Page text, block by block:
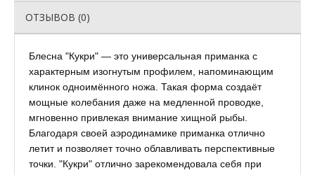
ОТЗЫВОВ (0)
Блесна "Кукри" — это универсальная приманка с
характерным изогнутым профилем, напоминающим
клинок одноимённого ножа. Такая форма создаёт
мощные колебания даже на медленной проводке,
мгновенно привлекая внимание хищной рыбы.
Благодаря своей аэродинамике приманка отлично
летит и позволяет точно облавливать перспективные
точки. "Кукри" отлично зарекомендовала себя при